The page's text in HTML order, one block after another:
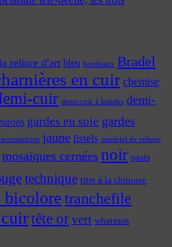
reliure d'art bleu bordeaux Bradel
en cuir chemise
cuir demi-cuir à bandes demi-
gardes en soie gardes
jaune listels matériel de reliure
mosaïques cernées noir oasis
technique titre à la chinoise
bicolore tranchefile
tête or vert whatman